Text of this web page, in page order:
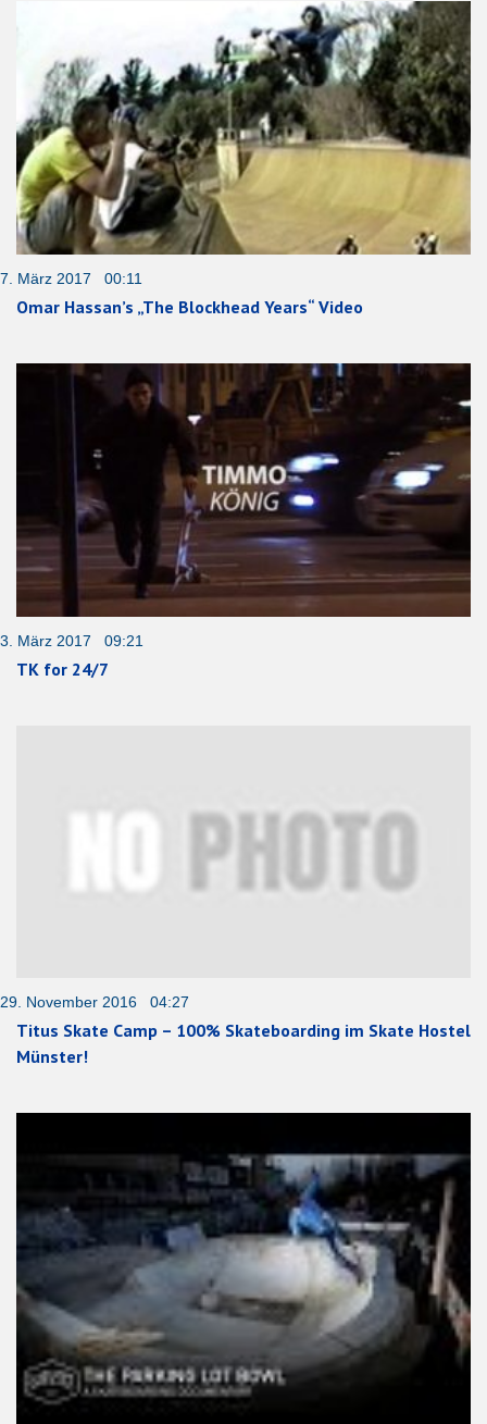
7. März 2017 00:11
Omar Hassan’s „The Blockhead Years“ Video
3. März 2017 09:21
TK for 24/7
29. November 2016 04:27
Titus Skate Camp – 100% Skateboarding im Skate Hostel
Münster!